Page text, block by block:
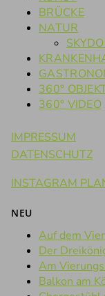
BRÜCKE
NATUR
360°
360° VIDEO
IMPRESSUM
DATENSCHUTZ
INSTAGRAM
NEU
Auf dem
Der
Am
Balkon am